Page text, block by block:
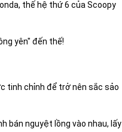
thế hệ thứ 6 của Scoopy
yên" đến thế!
tinh chỉnh để trở nên sắc sảo
bán nguyệt lồng vào nhau, lấy